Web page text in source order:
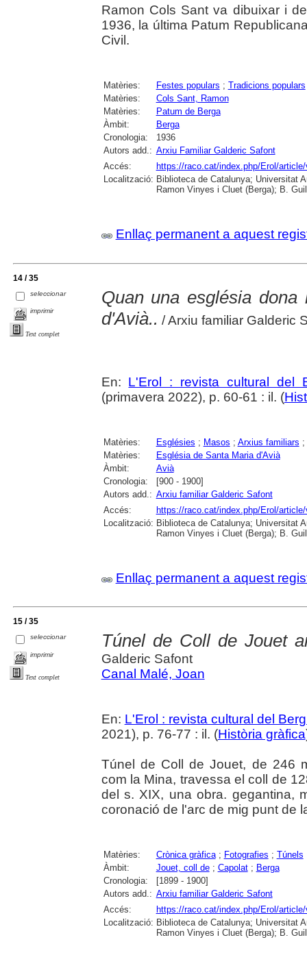
Ramon Cols Sant va dibuixar i
1936, la última Patum
Civil.
Matèries: Festes populars ; Tradicions populars
Matèries:
Cols Sant, Ramon
Matèries:
Patum de Berga
Àmbit:
Berga
Cronologia:
1936
Autors add.: Arxiu Familiar Galderic Safont
Accés:
https://raco.cat/index.php/Erol/article/
Localització: Biblioteca de Catalunya; Universitat
Ramon Vinyes i Cluet (Berga); B.
Enllaç permanent a aquest
14 / 35
seleccionar
imprimir
Text complet
Quan una església
d'Avià.. / Arxiu familiar Galderic
En: L'Erol : revista cultural del
(primavera 2022), p. 60-61 : il. (
Matèries: Esglésies ; Masos ; Arxius familiars ;
Matèries:
Església de Santa Maria d'Avià
Àmbit:
Avià
Cronologia:
[900 - 1900]
Autors add.: Arxiu familiar Galderic Safont
Accés:
https://raco.cat/index.php/Erol/article/
Localització: Biblioteca de Catalunya; Universitat
Ramon Vinyes i Cluet (Berga); B.
Enllaç permanent a aquest
15 / 35
seleccionar
imprimir
Text complet
Túnel de Coll de Jouet
Galderic Safont
Canal Malé, Joan
En: L'Erol : revista cultural del
2021), p. 76-77 : il. (Història gràfica
Túnel de Coll de Jouet, de 246
com la Mina, travessa el coll de
del s. XIX, una obra. gegantina,
coronació de l'arc de mig punt de
Matèries: Crònica gràfica; Fotografies ; Túnels
Àmbit:
Jouet, coll de; Capolat; Berga
Cronologia:
[1899 - 1900]
Autors add.: Arxiu familiar Galderic Safont
Accés:
https://raco.cat/index.php/Erol/article/
Localització: Biblioteca de Catalunya; Universitat
Ramon Vinyes i Cluet (Berga); B.